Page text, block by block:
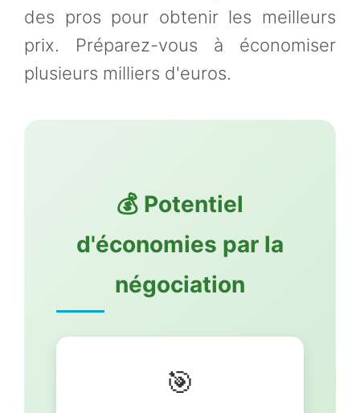
des pros pour obtenir les meilleurs
prix. Préparez-vous à économiser
plusieurs milliers d'euros.
💰 Potentiel
d'économies par la
négociation
🎯